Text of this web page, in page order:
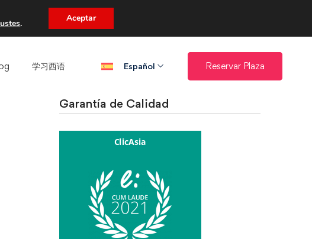
descuento.
学习西语​ Español Reservar Plaza
Garantía de Calidad
. Aceptar